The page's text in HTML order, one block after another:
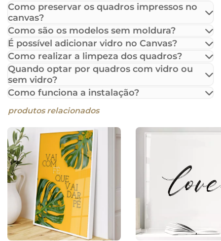
Como preservar os quadros impressos no
canvas?
Como são os modelos sem moldura?
É possível adicionar vidro no Canvas?
Como realizar a limpeza dos quadros?
Quando optar por quadros com vidro ou
sem vidro?
Como funciona a instalação?
produtos relacionados